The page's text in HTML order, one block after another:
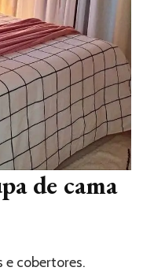
de cama
e cobertores.